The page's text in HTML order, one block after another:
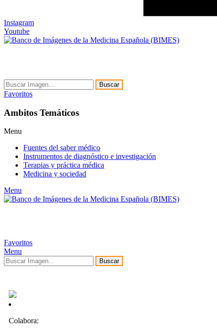
Instagram
Youtube
Buscar
Favoritos
Ambitos Temáticos
Menu
Fuentes del saber médico
Instrumentos de diagnóstico e investigación
Terapias y práctica médica
Medicina y sociedad
Menu
Favoritos
Menu
Buscar
Colabora: